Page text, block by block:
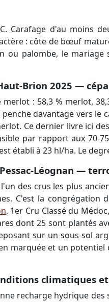
Carafage d'au moins
: côte de bœuf
ou palombe, le
Brion 2025 —
: 58,3 % merlot,
davantage vers
Ce dernier livre ici
par rapport aux 70-
établi à 23 hl/ha. Le
Léognan —
des crus les plus
C'est la congrégation
, 1er Cru Classé du
dont 25 sont plantés
sur un sous-sol
marquée et un
climatiques
recharge hydrique